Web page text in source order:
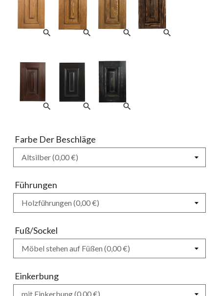
search search search search
search search search
Farbe Der Beschläge
Führungen
Fuß/Sockel
Einkerbung